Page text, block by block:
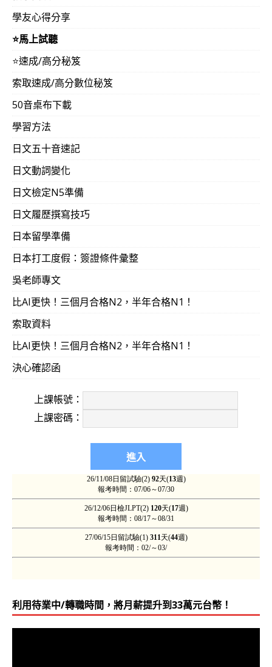
學友心得分享
⭐️馬上試聽
⭐️速成/高分秘笈
索取速成/高分數位秘笈
50音桌布下載
學習方法
日文五十音速記
日文動詞變化
日文檢定N5準備
日文履歷撰寫技巧
日本留學準備
日本打工度假：簽證條件彙整
吳老師專文
比AI更快！三個月合格N2，半年合格N1！
索取資料
比AI更快！三個月合格N2，半年合格N1！
決心確認函
上課帳號：
上課密碼：
利用待業中/轉職時間，將月薪提升到33萬元台幣！